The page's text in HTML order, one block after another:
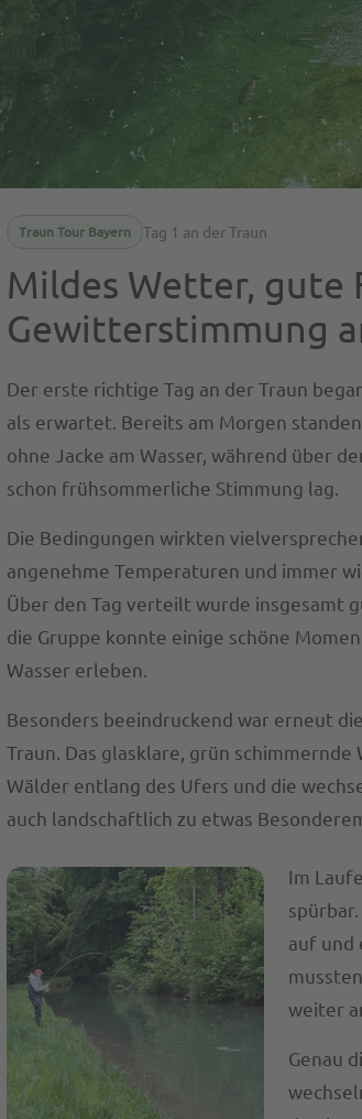
Traun Tour Bayern Tag 1 an der Traun
Mildes Wetter, gute
Gewitterstimmung
Der erste richtige Tag an der Traun
als erwartet. Bereits am Morgen
ohne Jacke am Wasser, während über
schon frühsommerliche Stimmung lag.
Die Bedingungen wirkten
angenehme Temperaturen und immer
Über den Tag verteilt wurde insgesamt
die Gruppe konnte einige schöne
Wasser erleben.
Besonders beeindruckend war erneut
Traun. Das glasklare, grün schimmernde
Wälder entlang des Ufers und die
auch landschaftlich zu etwas
Im
auf und
weiter
Genau